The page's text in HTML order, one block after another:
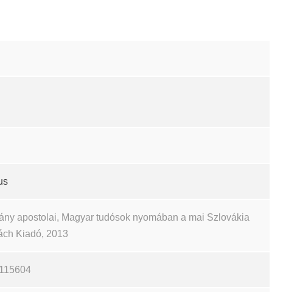
apostolai, Magyar tudósok nyomában a mai Szlovákia
Kiadó, 2013